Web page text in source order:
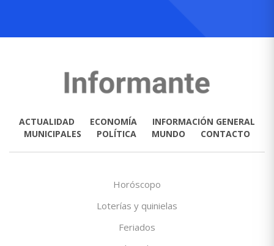
ACTUALIDAD ECONOMÍA
INFORMACIÓN GENERAL
MUNICIPALES
POLÍTICA MUNDO CONTACTO
Horóscopo
Loterías y quinielas
Feriados